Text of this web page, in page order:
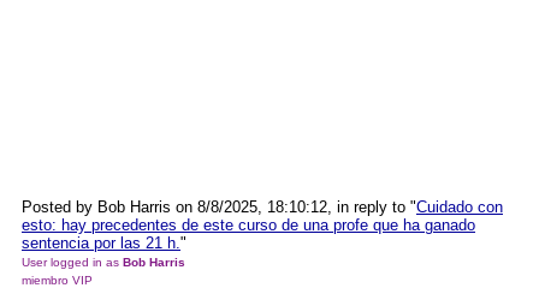
Posted by Bob Harris on 8/8/2025, 18:10:12, in reply to "Cuidado con
esto: hay precedentes de este curso de una profe que ha ganado
sentencia por las 21 h."
User logged in as Bob Harris
miembro VIP